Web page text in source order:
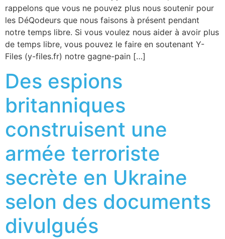
rappelons que vous ne pouvez plus nous soutenir pour
les DéQodeurs que nous faisons à présent pendant
notre temps libre. Si vous voulez nous aider à avoir plus
de temps libre, vous pouvez le faire en soutenant Y-
Files (y-files.fr) notre gagne-pain […]
Des espions
britanniques
construisent une
armée terroriste
secrète en Ukraine
selon des documents
divulgués